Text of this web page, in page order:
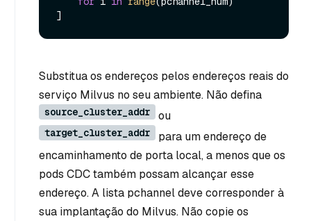
Substitua os endereços pelos endereços reais do
serviço Milvus no seu ambiente. Não defina
source_cluster_addr ou
target_cluster_addr
para um endereço de
encaminhamento de porta local, a menos que os
pods CDC também possam alcançar esse
endereço. A lista pchannel deve corresponder à
sua implantação do Milvus. Não copie os